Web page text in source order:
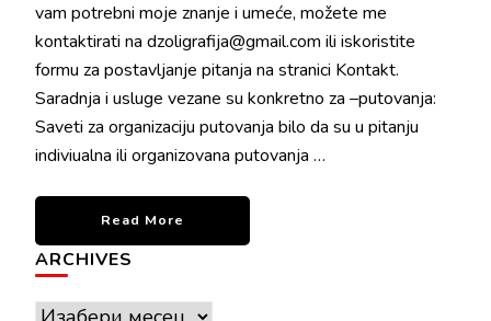
vam potrebni moje znanje i umeće, možete me
kontaktirati na dzoligrafija@gmail.com ili iskoristite
formu za postavljanje pitanja na stranici Kontakt.
Saradnja i usluge vezane su konkretno za –putovanja:
Saveti za organizaciju putovanja bilo da su u pitanju
indiviualna ili organizovana putovanja …
Read More
ARCHIVES
Archives